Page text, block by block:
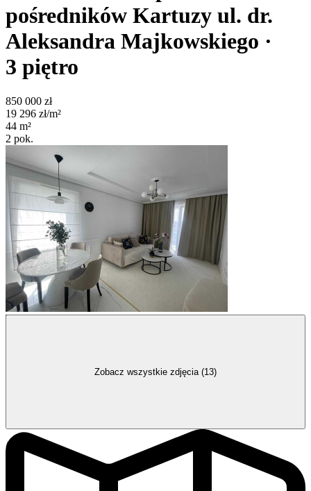
pośredników Kartuzy ul. dr.
Aleksandra Majkowskiego ·
3 piętro
850 000 zł
19 296 zł/m²
44 m²
2 pok.
Zobacz wszystkie zdjęcia (13)